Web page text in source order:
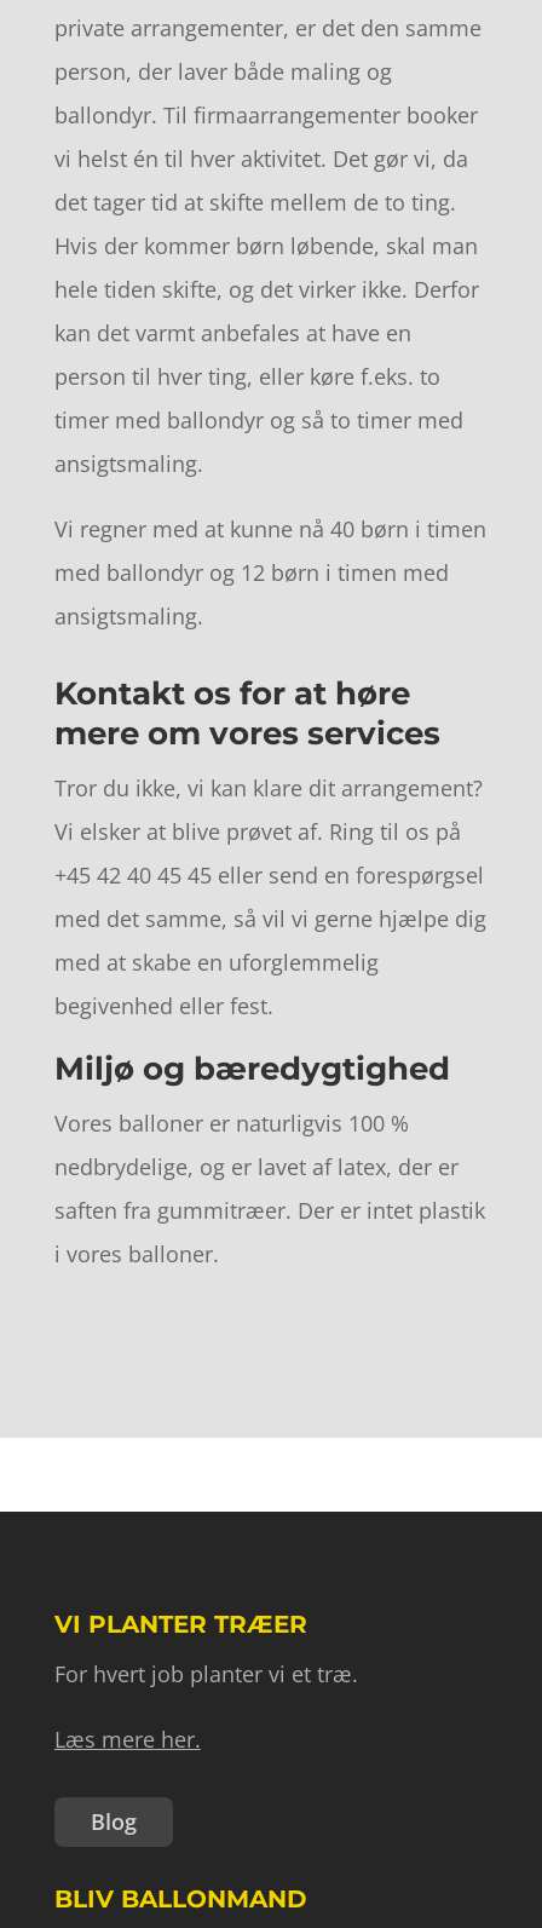
private arrangementer, er det den samme
person, der laver både maling og
ballondyr. Til firmaarrangementer booker
vi helst én til hver aktivitet. Det gør vi, da
det tager tid at skifte mellem de to ting.
Hvis der kommer børn løbende, skal man
hele tiden skifte, og det virker ikke. Derfor
kan det varmt anbefales at have en
person til hver ting, eller køre f.eks. to
timer med ballondyr og så to timer med
ansigtsmaling.
Vi regner med at kunne nå 40 børn i timen
med ballondyr og 12 børn i timen med
ansigtsmaling.
Kontakt os for at høre
mere om vores services
Tror du ikke, vi kan klare dit arrangement?
Vi elsker at blive prøvet af. Ring til os på
+45 42 40 45 45 eller send en forespørgsel
med det samme, så vil vi gerne hjælpe dig
med at skabe en uforglemmelig
begivenhed eller fest.
Miljø og bæredygtighed
Vores balloner er naturligvis 100 %
nedbrydelige, og er lavet af latex, der er
saften fra gummitræer. Der er intet plastik
i vores balloner.
VI PLANTER TRÆER
For hvert job planter vi et træ.
Læs mere her.
Blog
BLIV BALLONMAND